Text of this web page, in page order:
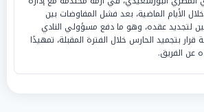
خلال الأيام الماضية، بعد فشل المفاوضات بين
لتجديد عقده، وهو ما دفع مسؤولي النادي
قرار بتجميد الحارس خلال الفترة المقبلة، تمهيدًا
عن الفريق.